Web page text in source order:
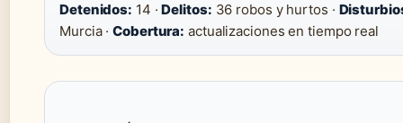
Detenidos: 14 ·Delitos: 36 robos y hurtos ·
Murcia ·Cobertura: actualizaciones en tiempo real